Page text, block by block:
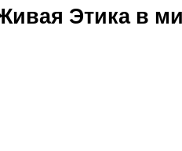
Этика в